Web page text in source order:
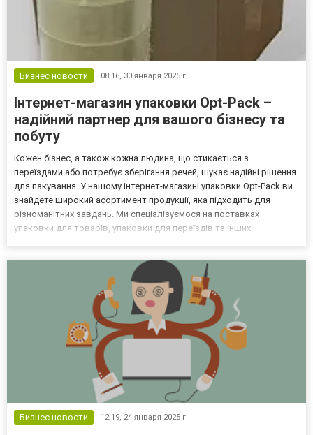
Бизнес новости 08:16, 30 января 2025 г.
Інтернет-магазин упаковки Opt-Pack –
надійний партнер для вашого бізнесу та
побуту
Кожен бізнес, а також кожна людина, що стикається з
переїздами або потребує зберігання речей, шукає надійні рішення
для пакування. У нашому інтернет-магазині упаковки Opt-Pack ви
знайдете широкий асортимент продукції, яка підходить для
різноманітних завдань. Ми спеціалізуємося на поставках
упаковки для товарів, упаковки для переїздів та інших
Бизнес новости 12:19, 24 января 2025 г.